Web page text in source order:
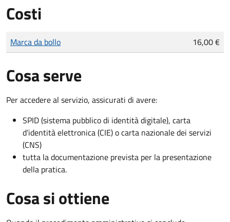
Costi
Tipo di pagamento
Importo
Marca da bollo 16,00 €
Cosa serve
Per accedere al servizio, assicurati di avere:
SPID (sistema pubblico di identità digitale), carta
d’identità elettronica (CIE) o carta nazionale dei servizi
(CNS)
tutta la documentazione prevista per la presentazione
della pratica.
Cosa si ottiene